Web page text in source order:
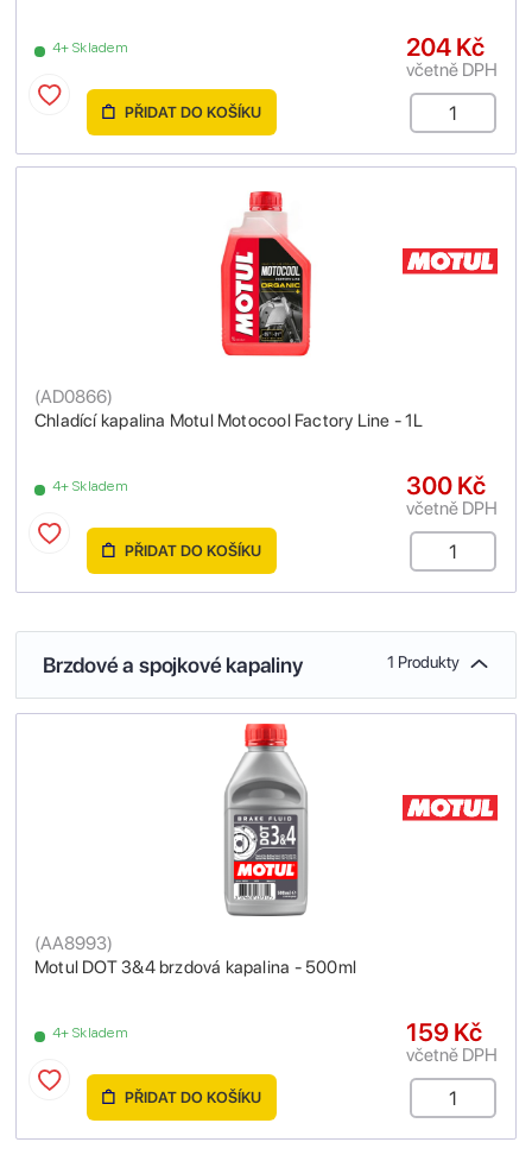
4+ Skladem 204 Kč
včetně DPH
PŘIDAT DO KOŠÍKU
Chladící kapalina Motul Motocool Factory Line - 1L
(AD0866)
4+ Skladem 300 Kč
včetně DPH
PŘIDAT DO KOŠÍKU
Brzdové a spojkové kapaliny 1 Produkty
Motul DOT 3&4 brzdová kapalina - 500ml
(AA8993)
4+ Skladem 159 Kč
včetně DPH
PŘIDAT DO KOŠÍKU